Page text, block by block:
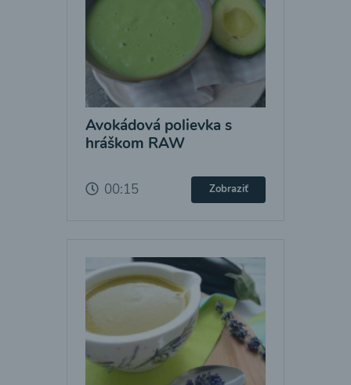
Avokádová polievka s
hráškom RAW
00:15 Zobraziť